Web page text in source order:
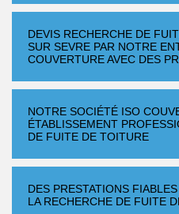
DEVIS RECHERCHE DE
SUR SEVRE PAR NOTRE
COUVERTURE AVEC DES
NOTRE SOCIÉTÉ ISO
ÉTABLISSEMENT
DE FUITE DE TOITURE
DES PRESTATIONS
LA RECHERCHE DE FUITE